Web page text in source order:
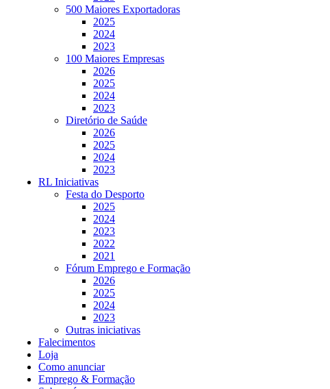
500 Maiores Exportadoras
2025
2024
2023
100 Maiores Empresas
2026
2025
2024
2023
Diretório de Saúde
2026
2025
2024
2023
RL Iniciativas
Festa do Desporto
2025
2024
2023
2022
2021
Fórum Emprego e Formação
2026
2025
2024
2023
Outras iniciativas
Falecimentos
Loja
Como anunciar
Emprego & Formação